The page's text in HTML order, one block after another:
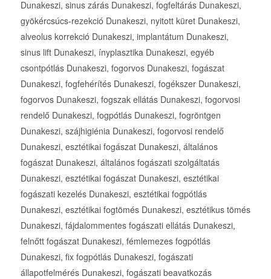
Dunakeszi, sinus zárás Dunakeszi, fogfeltárás Dunakeszi,
gyökércsúcs-rezekció Dunakeszi, nyitott küret Dunakeszi,
alveolus korrekció Dunakeszi, implantátum Dunakeszi,
sinus lift Dunakeszi, ínyplasztika Dunakeszi, egyéb
csontpótlás Dunakeszi, fogorvos Dunakeszi, fogászat
Dunakeszi, fogfehérítés Dunakeszi, fogékszer Dunakeszi,
fogorvos Dunakeszi, fogszak ellátás Dunakeszi, fogorvosi
rendelő Dunakeszi, fogpótlás Dunakeszi, fogröntgen
Dunakeszi, szájhigiénia Dunakeszi, fogorvosi rendelő
Dunakeszi, esztétikai fogászat Dunakeszi, általános
fogászat Dunakeszi, általános fogászati szolgáltatás
Dunakeszi, esztétikai fogászat Dunakeszi, esztétikai
fogászati kezelés Dunakeszi, esztétikai fogpótlás
Dunakeszi, esztétikai fogtömés Dunakeszi, esztétikus tömés
Dunakeszi, fájdalommentes fogászati ellátás Dunakeszi,
felnőtt fogászat Dunakeszi, fémlemezes fogpótlás
Dunakeszi, fix fogpótlás Dunakeszi, fogászati
állapotfelmérés Dunakeszi, fogászati beavatkozás